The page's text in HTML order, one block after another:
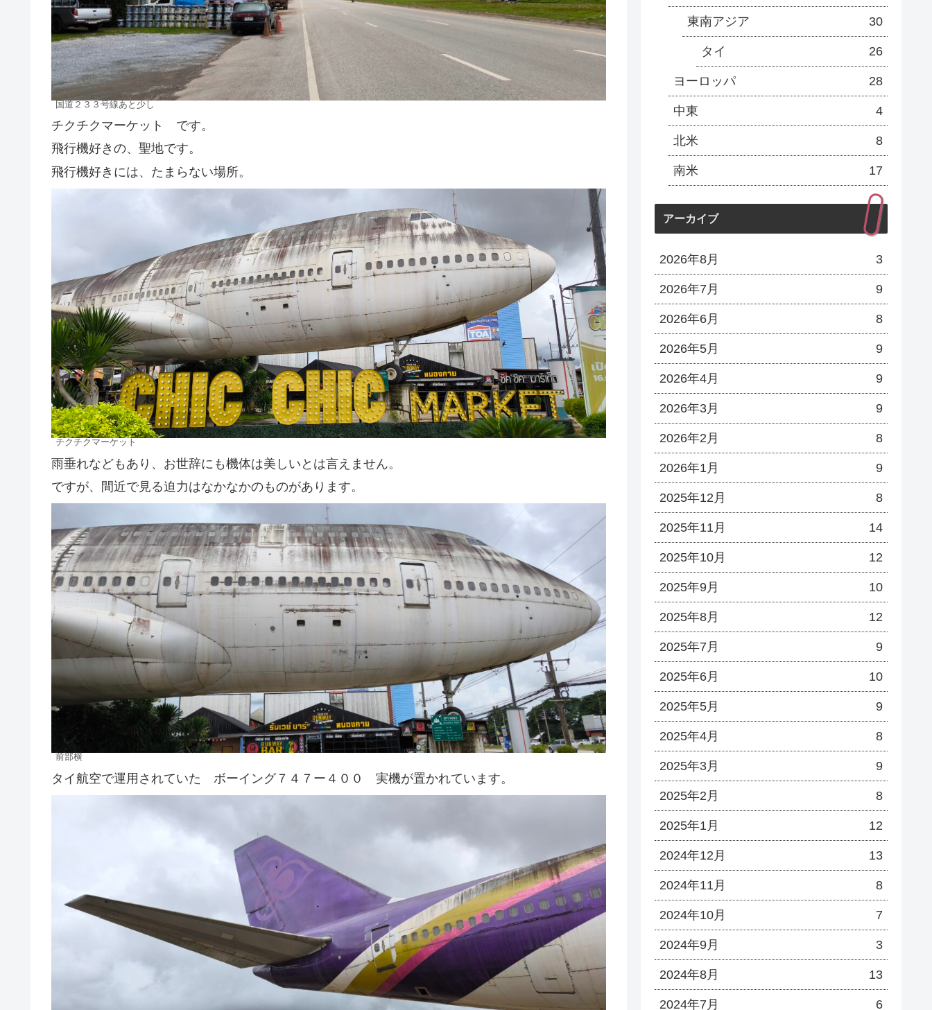
国道２３３号線あと少し
チクチクマーケット です。
飛行機好きの、聖地です。
飛行機好きには、たまらない場所。
チクチクマーケット
雨垂れなどもあり、お世辞にも機体は美しいとは言えません。
ですが、間近で見る迫力はなかなかのものがあります。
前部横
タイ航空で運用されていた ボーイング７４７ー４００ 実機が置かれています。
東南アジア 30
タイ 26
ヨーロッパ 28
中東 4
北米 8
南米 17
アーカイブ
2026年8月 3
2026年7月 9
2026年6月 8
2026年5月 9
2026年4月 9
2026年3月 9
2026年2月 8
2026年1月 9
2025年12月 8
2025年11月 14
2025年10月 12
2025年9月 10
2025年8月 12
2025年7月 9
2025年6月 10
2025年5月 9
2025年4月 8
2025年3月 9
2025年2月 8
2025年1月 12
2024年12月 13
2024年11月 8
2024年10月 7
2024年9月 3
2024年8月 13
2024年7月 6